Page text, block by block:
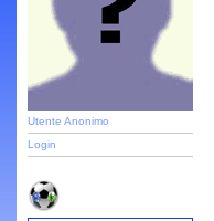
Utente Anonimo
Login